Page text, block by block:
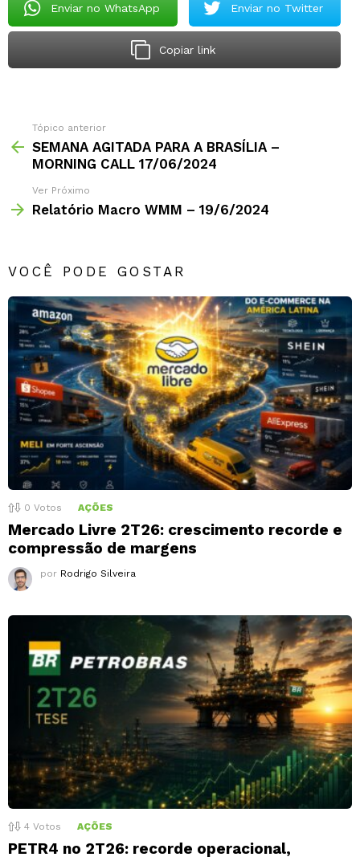
Enviar no WhatsApp Enviar no Twitter
Copiar link
Tópico anterior
SEMANA AGITADA PARA A BRASÍLIA –
MORNING CALL 17/06/2024
Ver Próximo
Relatório Macro WMM – 19/6/2024
VOCÊ PODE GOSTAR
0 Votos AÇÕES
Mercado Livre 2T26: crescimento recorde e
compressão de margens
por Rodrigo Silveira
4 Votos AÇÕES
PETR4 no 2T26: recorde operacional,